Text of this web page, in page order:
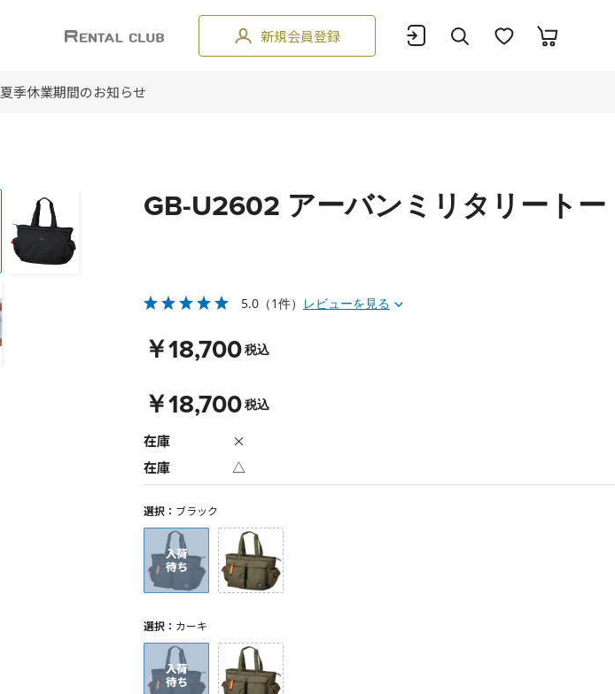
新規会員登録
夏季休業期間のお知らせ
GB-U2602 アーバンミリタリートー
在庫
×
在庫
△
￥18,700税込
￥18,700税込
選択： ブラック
選択： カーキ
5.0 （1件） レビューを見る